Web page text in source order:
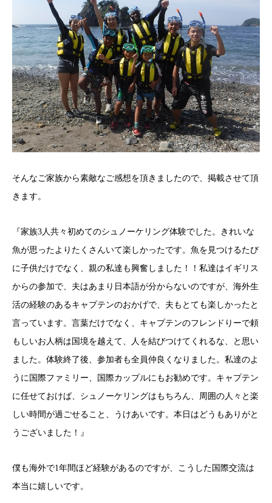
そんなご家族から素敵なご感想を頂きましたので、掲載させて頂
きます。
『家族3人共々初めてのシュノーケリング体験でした。きれいな
魚が思ったよりたくさんいて楽しかったです。魚を見つけるたび
に子供だけでなく、親の私達も興奮しました！！私達はイギリス
からの参加で、夫はあまり日本語が分からないのですが、海外生
活の経験のあるキャプテンのおかげで、夫もとても楽しかったと
言っています。言葉だけでなく、キャプテンのフレンドりーで頼
もしいお人柄は国境を越えて、人を結びつけてくれるな、と思い
ました。体験終了後、参加者も全員仲良くなりました。私達のよ
うに国際ファミリー、国際カップルにもお勧めです。キャプテン
に任せておけば、シュノーケリングはもちろん、周囲の人々と楽
しい時間が過ごせること、うけあいです。本日はどうもありがと
うございました！』
僕も海外で1年間ほど経験があるのですが、こうした国際交流は
本当に嬉しいです。